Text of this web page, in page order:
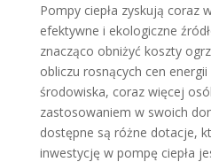
Pompy ciepła zyskują coraz
efektywne i ekologiczne
znacząco obniżyć koszty
obliczu rosnących cen
środowiska, coraz więcej
zastosowaniem w swoich
dostępne są różne dotacje,
inwestycję w pompę ciepła